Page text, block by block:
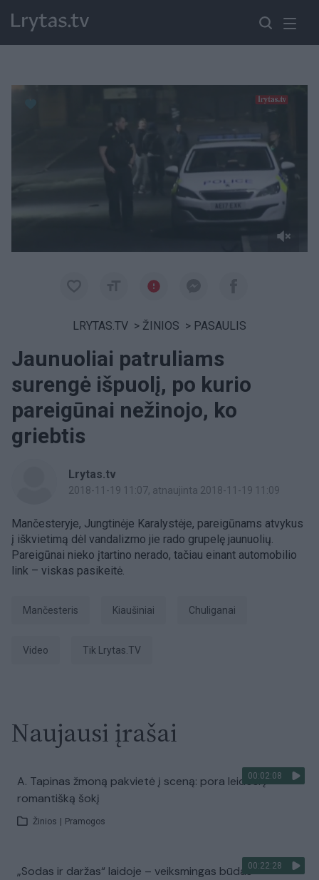
LRYTAS.TV > ŽINIOS > PASAULIS
Jaunuoliai patruliams
surengė išpuolį, po kurio
pareigūnai nežinojo, ko
griebtis
Lrytas.tv
2018-11-19 11:07, atnaujinta 2018-11-19 11:09
Mančesteryje, Jungtinėje Karalystėje, pareigūnams atvykus
į iškvietimą dėl vandalizmo jie rado grupelę jaunuolių.
Pareigūnai nieko įtartino nerado, tačiau einant automobilio
link – viskas pasikeitė.
Mančesteris kiaušiniai chuliganai
Video tik Lrytas.TV
Naujausi įrašai
00:02:08
A. Tapinas žmoną pakvietė į sceną: pora leidosi į
romantišką šokį
Žinios Pramogos
00:22:28
„Sodas ir daržas“ laidoje – veiksmingas būdas